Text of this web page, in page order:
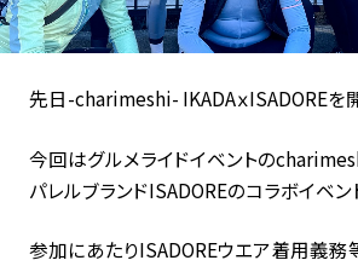
先日-charimeshi- IKADAｘISADOREを
今回はグルメライドイベントの
パレルブランドISADOREのコラボイベン
参加にあたりISADOREウエア着用義